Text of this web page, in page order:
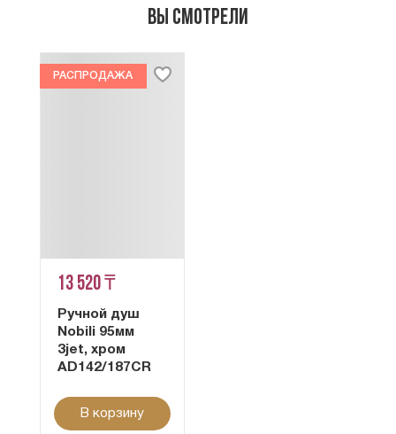
Вы смотрели
РАСПРОДАЖА
13 520 ₸
Ручной душ
Nobili 95мм
3jet, хром
AD142/187CR
В корзину